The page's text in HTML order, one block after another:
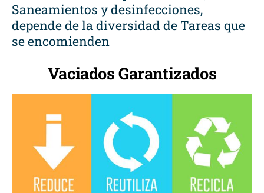
Saneamientos y desinfecciones,
depende de la diversidad de Tareas que
se encomienden
Vaciados Garantizados